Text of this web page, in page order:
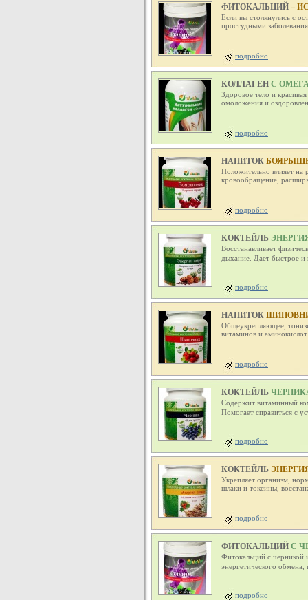
ФИТОКАЛЬЦИЙ–
Если вы столкнулись с
простудными
подробно
КОЛЛАГЕНС
Здоровое тело и
омоложения и
подробно
НАПИТОК
Положительно влияет на
кровообращение,
подробно
КОКТЕЙЛЬ
Восстанавливает
дыхание. Дает быстрое
подробно
НАПИТОК
Общеукрепляющее,
витаминов и
подробно
КОКТЕЙЛЬ
Содержит витаминный
Помогает справиться с
подробно
КОКТЕЙЛЬ
Укрепляет организм,
шлаки и токсины,
подробно
ФИТОКАЛЬЦИЙС
Фитокальций с черникой
энергетического
подробно